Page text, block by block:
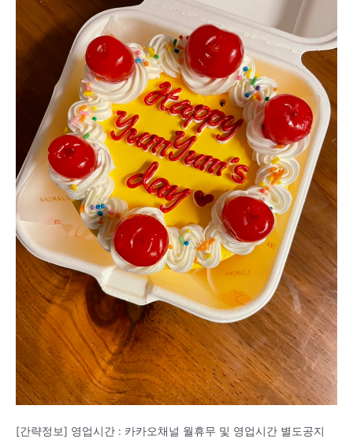
[간략정보] 영업시간 : 카카오채널 월휴무 및 영업시간 별도공지